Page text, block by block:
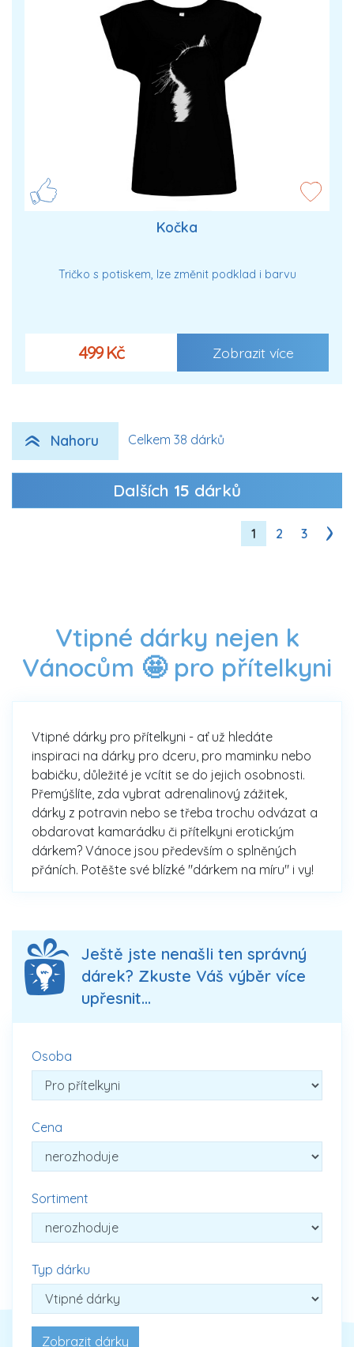
Kočka
Tričko s potiskem, lze změnit podklad i barvu
499 Kč Zobrazit více
Nahoru Celkem 38 dárků
Dalších 15 dárků
1 2 3
Vtipné dárky nejen k
Vánocům 🤩 pro přítelkyni
Vtipné dárky pro přítelkyni - ať už hledáte
inspiraci na dárky pro dceru, pro maminku nebo
babičku, důležité je vcítit se do jejich osobnosti.
Přemýšlíte, zda vybrat adrenalinový zážitek,
dárky z potravin nebo se třeba trochu odvázat a
obdarovat kamarádku či přítelkyni erotickým
dárkem? Vánoce jsou především o splněných
přáních. Potěšte své blízké "dárkem na míru" i vy!
Ještě jste nenašli ten správný
dárek? Zkuste Váš výběr více
upřesnit...
Osoba
Cena
Sortiment
Typ dárku